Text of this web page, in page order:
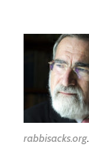
rabbisacks.org.